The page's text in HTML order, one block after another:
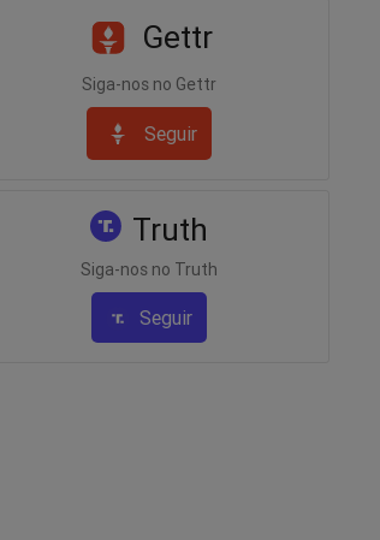
Gettr
Siga-nos no Gettr
Seguir
Truth
Siga-nos no Truth
Seguir